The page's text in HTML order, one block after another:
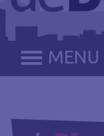
MENU